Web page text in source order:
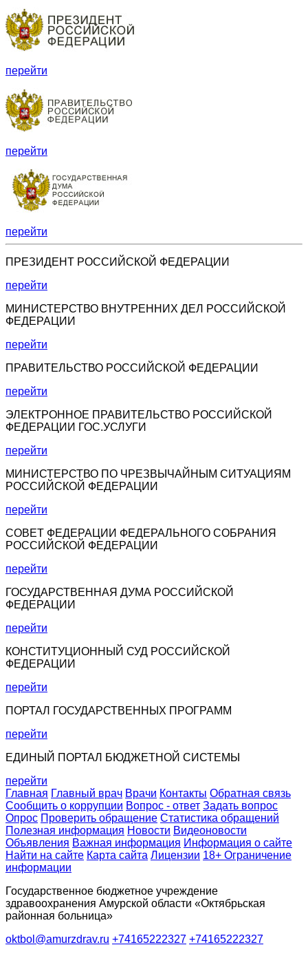
перейти
перейти
перейти
ПРЕЗИДЕНТ РОССИЙСКОЙ ФЕДЕРАЦИИ
перейти
МИНИСТЕРСТВО ВНУТРЕННИХ ДЕЛ РОССИЙСКОЙ
ФЕДЕРАЦИИ
перейти
ПРАВИТЕЛЬСТВО РОССИЙСКОЙ ФЕДЕРАЦИИ
перейти
ЭЛЕКТРОННОЕ ПРАВИТЕЛЬСТВО РОССИЙСКОЙ
ФЕДЕРАЦИИ ГОС.УСЛУГИ
перейти
МИНИСТЕРСТВО ПО ЧРЕЗВЫЧАЙНЫМ СИТУАЦИЯМ
РОССИЙСКОЙ ФЕДЕРАЦИИ
перейти
СОВЕТ ФЕДЕРАЦИИ ФЕДЕРАЛЬНОГО СОБРАНИЯ
РОССИЙСКОЙ ФЕДЕРАЦИИ
перейти
ГОСУДАРСТВЕННАЯ ДУМА РОССИЙСКОЙ
ФЕДЕРАЦИИ
перейти
КОНСТИТУЦИОННЫЙ СУД РОССИЙСКОЙ
ФЕДЕРАЦИИ
перейти
ПОРТАЛ ГОСУДАРСТВЕННЫХ ПРОГРАММ
перейти
ЕДИНЫЙ ПОРТАЛ БЮДЖЕТНОЙ СИСТЕМЫ
перейти
Главная Главный врач Врачи Контакты Обратная связь
Сообщить о коррупции Вопрос - ответ Задать вопрос
Опрос Проверить обращение Статистика обращений
Полезная информация Новости Видеоновости
Объявления Важная информация Информация о сайте
Найти на сайте Карта сайта Лицензии 18+ Ограничение
информации
Государственное бюджетное учреждение
здравоохранения Амурской области «Октябрьская
районная больница»
oktbol@amurzdrav.ru +74165222327 +74165222327